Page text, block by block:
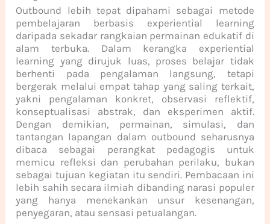
Outbound lebih tepat dipahami sebagai metode
pembelajaran berbasis experiential learning
daripada sekadar rangkaian permainan edukatif di
alam terbuka. Dalam kerangka experiential
learning yang dirujuk luas, proses belajar tidak
berhenti pada pengalaman langsung, tetapi
bergerak melalui empat tahap yang saling terkait,
yakni pengalaman konkret, observasi reflektif,
konseptualisasi abstrak, dan eksperimen aktif.
Dengan demikian, permainan, simulasi, dan
tantangan lapangan dalam outbound seharusnya
dibaca sebagai perangkat pedagogis untuk
memicu refleksi dan perubahan perilaku, bukan
sebagai tujuan kegiatan itu sendiri. Pembacaan ini
lebih sahih secara ilmiah dibanding narasi populer
yang hanya menekankan unsur kesenangan,
penyegaran, atau sensasi petualangan.